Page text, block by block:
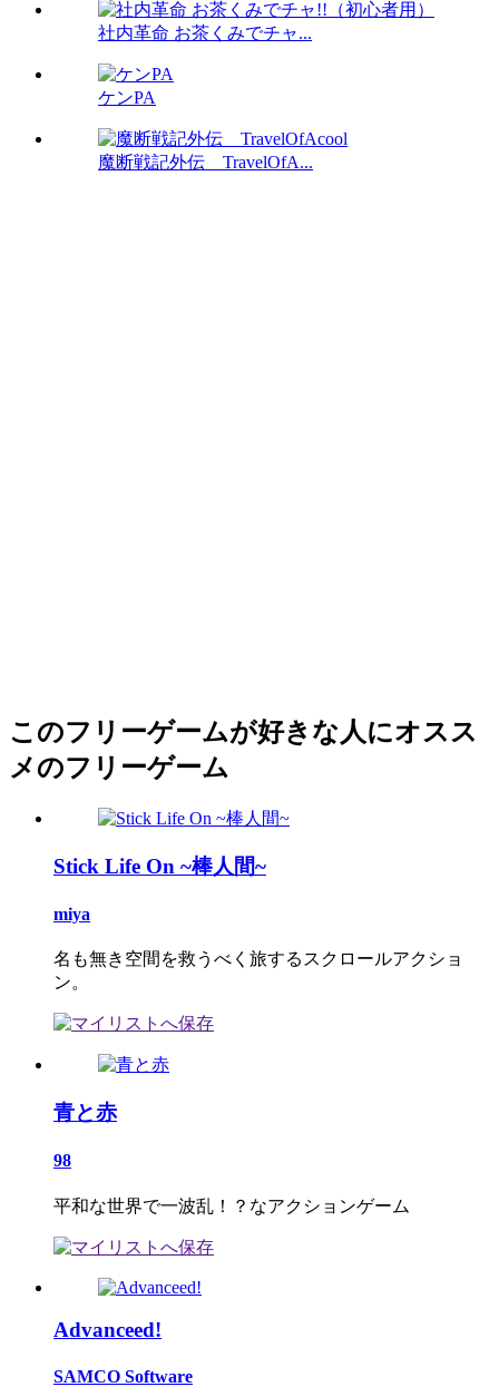
社内革命 お茶くみでチャ...
ケンPA
魔断戦記外伝 TravelOfA...
このフリーゲームが好きな人にオスス
メのフリーゲーム
Stick Life On ~棒人間~
miya
名も無き空間を救うべく旅するスクロールアクショ
ン。
青と赤
98
平和な世界で一波乱！？なアクションゲーム
Advanceed!
SAMCO Software